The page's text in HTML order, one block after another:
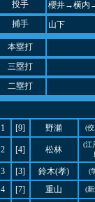
投手
櫻井→横内
捕手
山下
本塁打
三塁打
二塁打
1 [9] 野瀬 (
2 [4] 松林
(江
3 [3] 鈴木(孝) (
4 [7] 重山 (